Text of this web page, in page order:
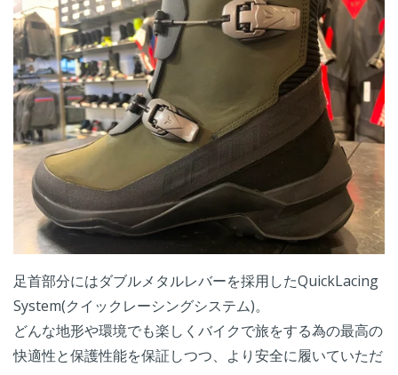
足首部分にはダブルメタルレバーを採用したQuickLacing
System(クイックレーシングシステム)。
どんな地形や環境でも楽しくバイクで旅をする為の最高の
快適性と保護性能を保証しつつ、より安全に履いていただ